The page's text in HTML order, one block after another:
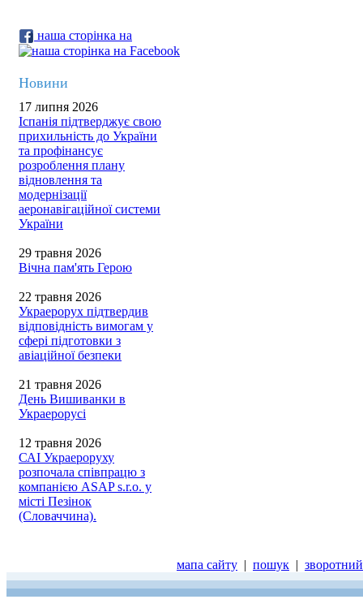
наша сторінка на
Новини
17 липня 2026
Іспанія підтверджує свою
прихильність до України
та профінансує
розроблення плану
відновлення та
модернізації
аеронавігаційної системи
України
29 травня 2026
Вічна пам'ять Герою
22 травня 2026
Украерорух підтвердив
відповідність вимогам у
сфері підготовки з
авіаційної безпеки
21 травня 2026
День Вишиванки в
Украерорусі
12 травня 2026
САІ Украероруху
розпочала співпрацю з
компанією ASAP s.r.o. у
місті Пезінок
(Словаччина).
мапа сайту | пошук |